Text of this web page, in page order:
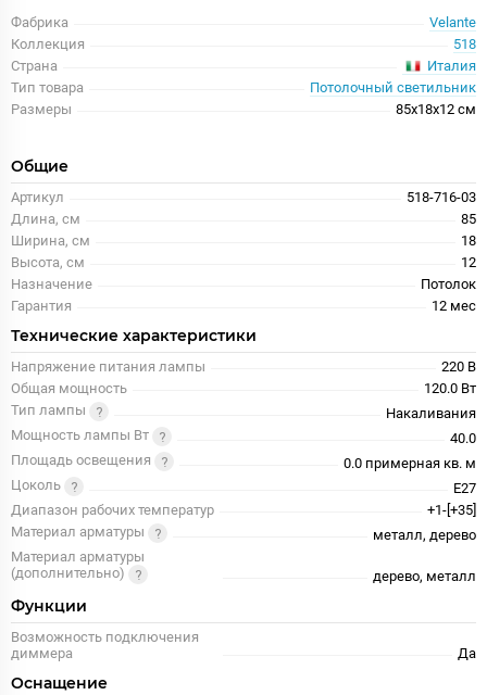
Фабрика
Velante
Коллекция
518
Страна
Италия
Тип товара
Потолочный светильник
Размеры
85x18x12 см
Общие
Артикул
518-716-03
Длина, см
85
Ширина, см
18
Высота, см
12
Назначение
Потолок
Гарантия
12 меc
Технические характеристики
Напряжение питания лампы
220 В
Общая мощность
120.0 Вт
Тип лампы
Накаливания
Мощность лампы Вт
40.0
Площадь освещения
0.0 примерная кв. м
Цоколь
E27
Диапазон рабочих температур
+1-[+35]
Материал арматуры
металл, дерево
Материал арматуры
(дополнительно)
дерево, металл
Функции
Возможность подключения
диммера
Да
Оснащение